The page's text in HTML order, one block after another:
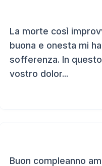
La morte così
buona e onesta mi
sofferenza. In
vostro dolor...
Buon compleanno